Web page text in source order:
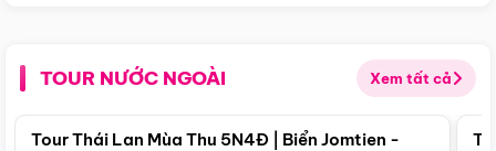
TOUR NƯỚC NGOÀI Xem tất cả
Điểm nổi bật
Tour Thái Lan Mùa Thu 5N4Đ | Biển Jomtien -